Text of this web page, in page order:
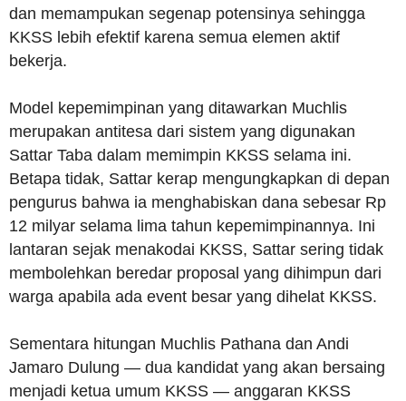
dan memampukan segenap potensinya sehingga
KKSS lebih efektif karena semua elemen aktif
bekerja.
Model kepemimpinan yang ditawarkan Muchlis
merupakan antitesa dari sistem yang digunakan
Sattar Taba dalam memimpin KKSS selama ini.
Betapa tidak, Sattar kerap mengungkapkan di depan
pengurus bahwa ia menghabiskan dana sebesar Rp
12 milyar selama lima tahun kepemimpinannya. Ini
lantaran sejak menakodai KKSS, Sattar sering tidak
membolehkan beredar proposal yang dihimpun dari
warga apabila ada event besar yang dihelat KKSS.
Sementara hitungan Muchlis Pathana dan Andi
Jamaro Dulung — dua kandidat yang akan bersaing
menjadi ketua umum KKSS — anggaran KKSS